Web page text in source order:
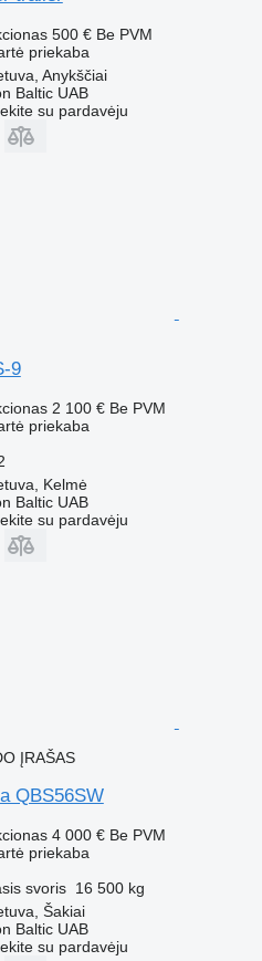
500 € Be PVM
priekaba
Anykščiai
Baltic UAB
su pardavėju
9
2 100 € Be PVM
priekaba
Kelmė
Baltic UAB
su pardavėju
ĮRAŠAS
QBS56SW
4 000 € Be PVM
priekaba
svoris 16 500 kg
Šakiai
Baltic UAB
su pardavėju